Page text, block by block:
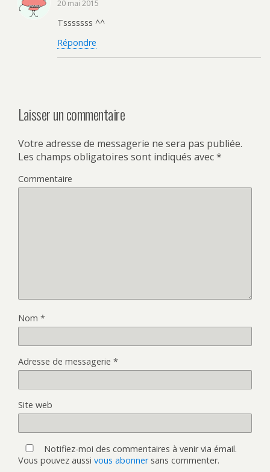
20 mai 2015
Tsssssss ^^
Répondre
Laisser un commentaire
Votre adresse de messagerie ne sera pas publiée.
Les champs obligatoires sont indiqués avec*
Commentaire
Nom *
Adresse de messagerie *
Site web
Notifiez-moi des commentaires à venir via émail.
Vous pouvez aussi vous abonnersans commenter.